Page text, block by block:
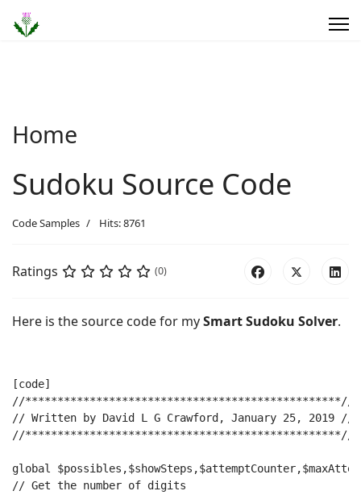
Home
Sudoku Source Code
Code Samples Hits: 8761
Ratings (0)
Here is the source code for mySmart Sudoku Solver.
[code]
//*************************************************//
// Written by David L G Crawford, January 25, 2019 //
//*************************************************//
global
// Get the number of digits